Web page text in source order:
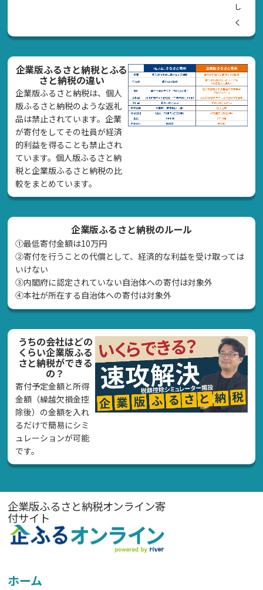
し
く
企業版ふるさと納税とふる
さと納税の違い
企業版ふるさと納税は、個人
版ふるさと納税のような返礼
品は禁止されています。企業
が寄付をしてその社員が経済
的利益を得ることも禁止され
ています。個人版ふるさと納
税と企業版ふるさと納税の比
較をまとめています。
企業版ふるさと納税のルール
①最低寄付金額は10万円
②寄付を行うことの代償として、経済的な利益を受け取っては
いけない
➂内閣府に認定されていない自治体への寄付は対象外
④本社が所在する自治体への寄付は対象外
うちの会社はどの
くらい企業版ふる
さと納税ができる
の？
寄付予定金額と所得
金額（繰越欠損金控
除後）の金額を入れ
るだけで簡易にシミ
ュレーションが可能
です。
企業版ふるさと納税オンライン寄
付サイト
ホーム